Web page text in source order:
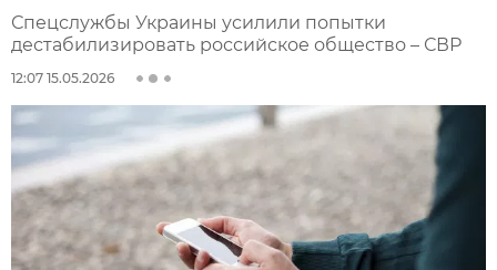
Спецслужбы Украины усилили попытки
дестабилизировать российское общество – СВР
12:07 15.05.2026